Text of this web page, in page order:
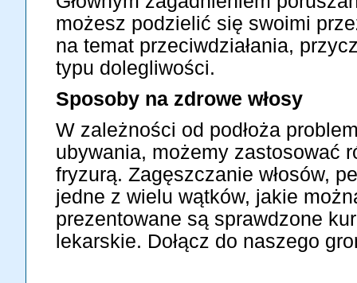
możesz podzielić się swoimi
na temat przeciwdziałania,
typu dolegliwości.
Sposoby na zdrowe włosy
W zależności od podłoża
ubywania, możemy zastosować
fryzurą. Zagęszczanie włosów,
jedne z wielu wątków, jakie
prezentowane są sprawdzone
lekarskie. Dołącz do naszego